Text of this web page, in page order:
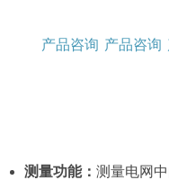
产品咨询 产品咨询
测量功能：测量电网